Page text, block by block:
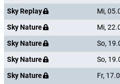
Sky Replay
Mi,
Sky Nature
Mi,
Sky Nature
So,
Sky Nature
So,
Sky Nature
Fr,